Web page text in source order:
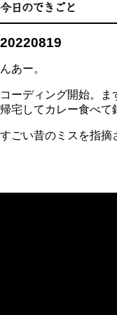
20220819
んあー。
コーディング開始。ま
帰宅してカレー食べて
すごい昔のミスを指摘